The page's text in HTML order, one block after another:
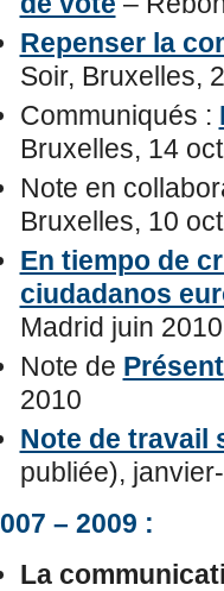
Repenser la
Soir, Bruxelles,
Communiqués :
Bruxelles, 14
Note en
Bruxelles, 10
En tiempo de
ciudadanos
Madrid juin 2010
Note de
2010
Note de travail
publiée),
– 2009 :
La